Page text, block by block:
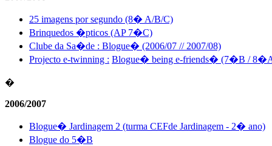
25 imagens por segundo (8� A/B/C)
Brinquedos �pticos (AP 7�C)
Clube da Sa�de : Blogue� (2006/07 // 2007/08)
Projecto e-twinning : Blogue� being e-friends� (7�B /
�
2006/2007
Blogue� Jardinagem 2 (turma CEFde Jardinagem - 2� ano)
Blogue do 5�B